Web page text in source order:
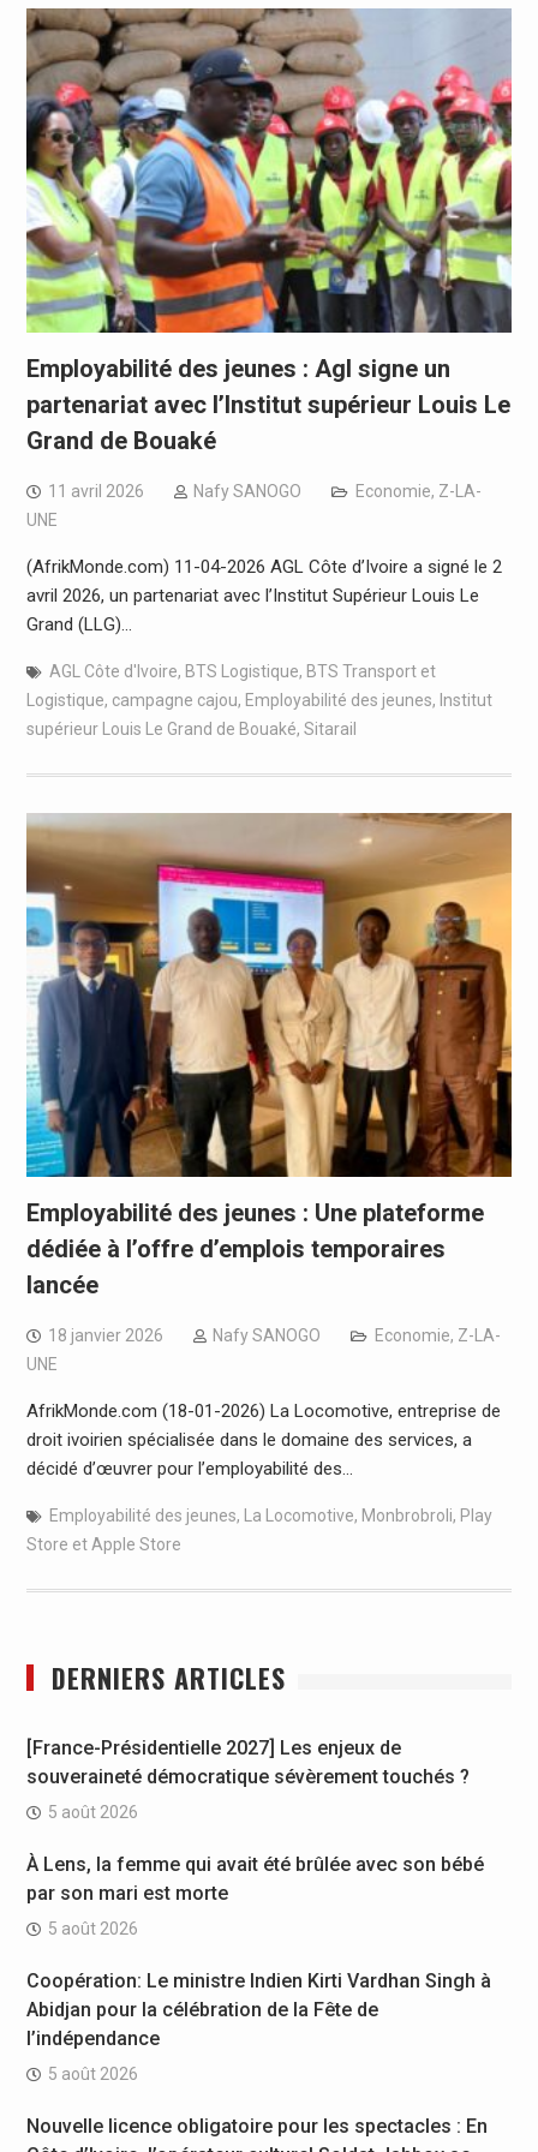
Employabilité des jeunes : Agl signe un
partenariat avec l’Institut supérieur Louis Le
Grand de Bouaké
11 avril 2026 Nafy SANOGO Economie, Z-LA-
UNE
(AfrikMonde.com) 11-04-2026 AGL Côte d’Ivoire a signé le 2
avril 2026, un partenariat avec l’Institut Supérieur Louis Le
Grand (LLG)…
AGL Côte d'Ivoire, BTS Logistique, BTS Transport et
Logistique, campagne cajou, Employabilité des jeunes, Institut
supérieur Louis Le Grand de Bouaké, Sitarail
Employabilité des jeunes : Une plateforme
dédiée à l’offre d’emplois temporaires
lancée
18 janvier 2026 Nafy SANOGO Economie, Z-LA-
UNE
AfrikMonde.com (18-01-2026) La Locomotive, entreprise de
droit ivoirien spécialisée dans le domaine des services, a
décidé d’œuvrer pour l’employabilité des…
Employabilité des jeunes, La Locomotive, Monbrobroli, Play
Store et Apple Store
DERNIERS ARTICLES
[France-Présidentielle 2027] Les enjeux de
souveraineté démocratique sévèrement touchés ?
5 août 2026
À Lens, la femme qui avait été brûlée avec son bébé
par son mari est morte
5 août 2026
Coopération: Le ministre Indien Kirti Vardhan Singh à
Abidjan pour la célébration de la Fête de
l’indépendance
5 août 2026
Nouvelle licence obligatoire pour les spectacles : En